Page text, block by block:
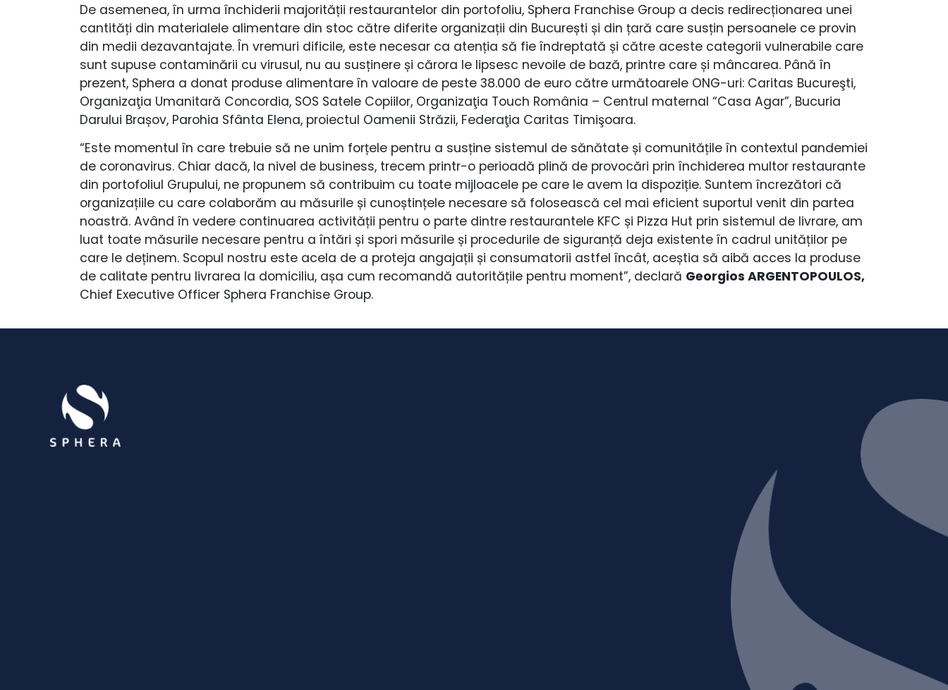
De asemenea, în urma închiderii majorității restaurantelor din portofoliu, Sphera Franchise Group a decis redirecționarea unei
cantități din materialele alimentare din stoc către diferite organizații din București și din țară care susțin persoanele ce provin
din medii dezavantajate. În vremuri dificile, este necesar ca atenția să fie îndreptată și către aceste categorii vulnerabile care
sunt supuse contaminării cu virusul, nu au susținere și cărora le lipsesc nevoile de bază, printre care și mâncarea. Până în
prezent, Sphera a donat produse alimentare în valoare de peste 38.000 de euro către următoarele ONG-uri: Caritas Bucureşti,
Organizaţia Umanitară Concordia, SOS Satele Copiilor, Organizaţia Touch România – Centrul maternal “Casa Agar”, Bucuria
Darului Brașov, Parohia Sfânta Elena, proiectul Oamenii Străzii, Federaţia Caritas Timişoara.
“Este momentul în care trebuie să ne unim forțele pentru a susține sistemul de sănătate și comunitățile în contextul pandemiei
de coronavirus. Chiar dacă, la nivel de business, trecem printr-o perioadă plină de provocări prin închiderea multor restaurante
din portofoliul Grupului, ne propunem să contribuim cu toate mijloacele pe care le avem la dispoziție. Suntem încrezători că
organizațiile cu care colaborăm au măsurile și cunoștințele necesare să folosească cel mai eficient suportul venit din partea
noastră. Având în vedere continuarea activității pentru o parte dintre restaurantele KFC și Pizza Hut prin sistemul de livrare, am
luat toate măsurile necesare pentru a întări și spori măsurile și procedurile de siguranță deja existente în cadrul unităților pe
care le deținem. Scopul nostru este acela de a proteja angajații și consumatorii astfel încât, aceștia să aibă acces la produse
de calitate pentru livrarea la domiciliu, așa cum recomandă autoritățile pentru moment”, declară Georgios ARGENTOPOULOS,
Chief Executive Officer Sphera Franchise Group.